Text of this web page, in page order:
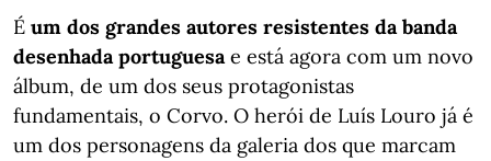
É um dos grandes autores resistentes da banda
desenhada portuguesae está agora com um novo
álbum, de um dos seus protagonistas
fundamentais, o Corvo. O herói de Luís Louro já é
um dos personagens da galeria dos que marcam